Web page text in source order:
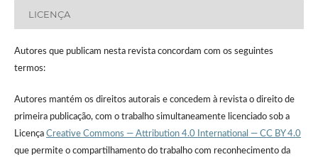
LICENÇA
Autores que publicam nesta revista concordam com os seguintes
termos:
Autores mantém os direitos autorais e concedem à revista o direito de
primeira publicação, com o trabalho simultaneamente licenciado sob a
Licença Creative Commons — Attribution 4.0 International — CC BY 4.0
que permite o compartilhamento do trabalho com reconhecimento da